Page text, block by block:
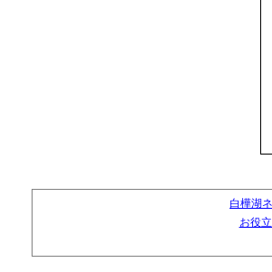
白樺湖
お役